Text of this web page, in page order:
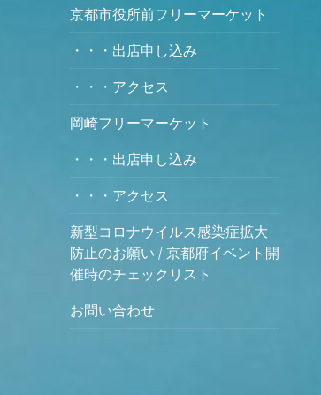
京都市役所前フリーマーケット
・・・出店申し込み
・・・アクセス
岡崎フリーマーケット
・・・出店申し込み
・・・アクセス
新型コロナウイルス感染症拡大
防止のお願い / 京都府イベント開
催時のチェックリスト
お問い合わせ